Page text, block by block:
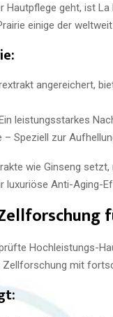
geht, ist
einige der
angereichert,
leistungsstarkes
Speziell zur
wie Ginseng
luxuriöse Anti-Aging-
Hochleistungs-
mit